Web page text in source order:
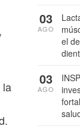
la
el
03
AGO
03
AGO